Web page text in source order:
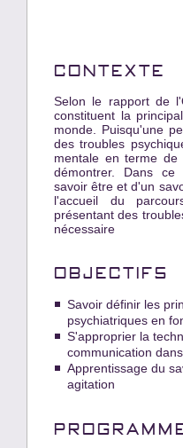
CONTEXTE
Selon le rapport de
constituent la
monde. Puisqu'une
des troubles
mentale en terme
démontrer. Dans ce
savoir être et d'un
l'accueil du
présentant des
nécessaire
OBJECTIFS
Savoir définir les
psychiatriques en
S'approprier la
communication
Apprentissage du
agitation